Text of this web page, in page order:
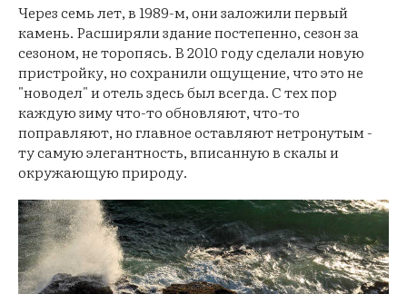
Через семь лет, в 1989-м, они заложили первый
камень. Расширяли здание постепенно, сезон за
сезоном, не торопясь. В 2010 году сделали новую
пристройку, но сохранили ощущение, что это не
"новодел" и отель здесь был всегда. С тех пор
каждую зиму что-то обновляют, что-то
поправляют, но главное оставляют нетронутым -
ту самую элегантность, вписанную в скалы и
окружающую природу.